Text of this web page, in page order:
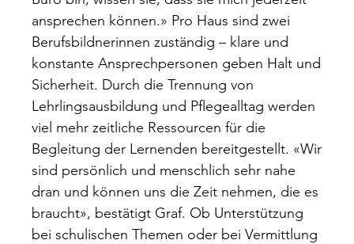
ansprechen können.» Pro Haus sind zwei
Berufsbildnerinnen zuständig – klare und
konstante Ansprechpersonen geben Halt und
Sicherheit. Durch die Trennung von
Lehrlingsausbildung und Pflegealltag werden
viel mehr zeitliche Ressourcen für die
Begleitung der Lernenden bereitgestellt. «Wir
sind persönlich und menschlich sehr nahe
dran und können uns die Zeit nehmen, die es
braucht», bestätigt Graf. Ob Unterstützung
bei schulischen Themen oder bei Vermittlung